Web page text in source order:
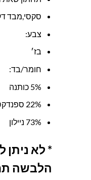
סקסי,מבד
צבע:
בז׳
חומר/בד:
5% כותנה
22% ספנדקס
73% ניילון
* לא ניתן
הלבשה